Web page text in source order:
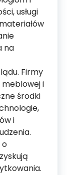
usługi
na
Firmy
meblowej i
środki
i
o